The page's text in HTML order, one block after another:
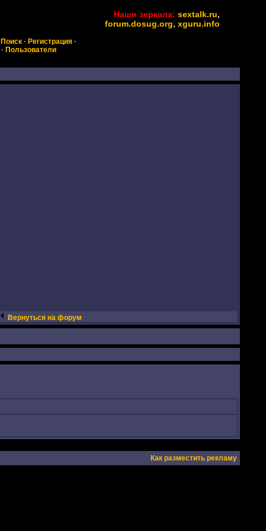
Наши зеркала: sextalk.ru,
forum.dosug.org, xguru.info
Поиск· Регистрация·
· Пользователи
Вернуться на форум
Как разместить рекламу